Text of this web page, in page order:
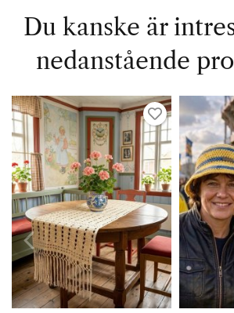
Du kanske är
nedanstående